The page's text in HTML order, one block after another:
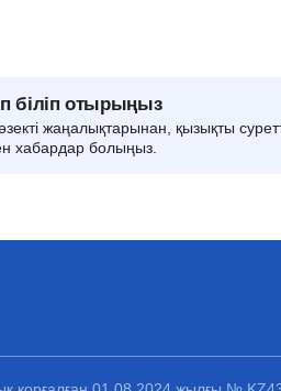
біліп отырыңыз
жаңалықтарынан, қызықты
хабардар болыңыз.